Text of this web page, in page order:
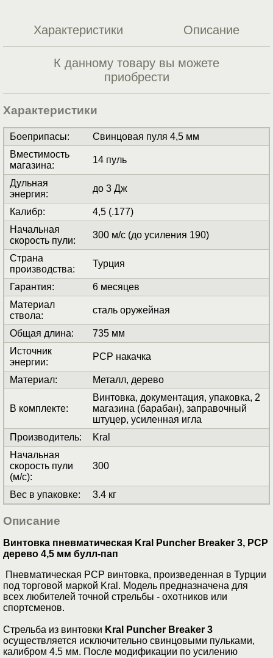
Характеристики Описание
К данному товару вы можете
приобрести
Характеристики
Боеприпасы:
Свинцовая пуля 4,5 мм
Вместимость
магазина:
14 пуль
Дульная
энергия:
до 3 Дж
Калибр:
4,5 (.177)
Начальная
скорость пули:
300 м/с (до усиления 190)
Страна
производства:
Турция
Гарантия:
6 месяцев
Материал
ствола:
сталь оружейная
Общая длина:
735 мм
Источник
энергии:
PCP накачка
Материал: Металл, дерево
В комплекте:
Винтовка, документация, упаковка, 2
магазина (барабан), заправочный
штуцер, усиленная игла
Производитель:
Kral
Начальная
скорость пули
(м/с):
300
Вес в упаковке: 3.4 кг
Описание
Винтовка пневматическая Kral Puncher Breaker 3, PCP
дерево 4,5 мм булл-пап
Пневматическая PCP винтовка, произведенная в Турции
под торговой маркой Kral. Модель предназначена для
всех любителей точной стрельбы - охотников или
спортсменов.
Стрельба из винтовки Kral Puncher Breaker 3
осуществляется исключительно свинцовыми пульками,
калибром 4.5 мм. После модификации по усилению